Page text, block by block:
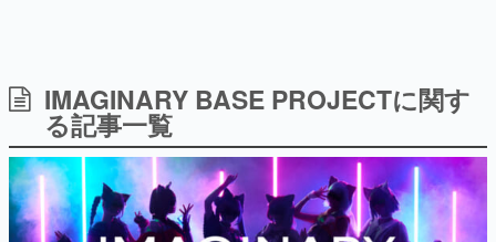
「経験値」「裏技」「ラスボス」… ゲームにまつわる言葉
の起源や用法の変遷を、コンピューター文化史研究家・タ
イニーP氏が徹底調査。
カテゴリ
特集記事